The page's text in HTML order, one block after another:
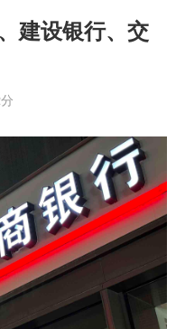
建设银行、交